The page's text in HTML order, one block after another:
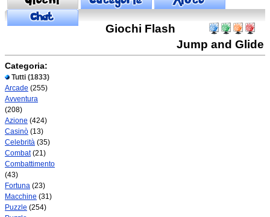
Giochi Flash
Jump and Glide
Categoria:
Tutti (1833)
Arcade (255)
Avventura
(208)
Azione (424)
Casinò (13)
Celebrità (35)
Combat(21)
Combattimento
(43)
Fortuna (23)
Macchine (31)
Puzzle (254)